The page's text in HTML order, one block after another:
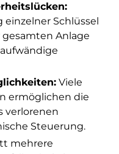
Schlüssel
Anlage
Viele
ermöglichen die
verlorenen
Steuerung.
mehrere